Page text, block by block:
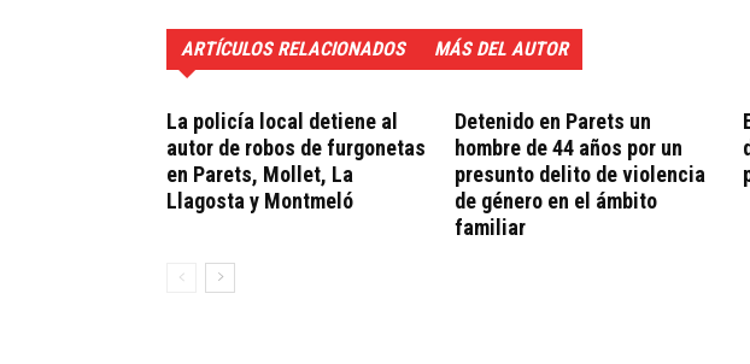
ARTÍCULOS RELACIONADOS MÁS DEL AUTOR
La policía local detiene al
autor de robos de furgonetas
en Parets, Mollet, La
Llagosta y Montmeló
Detenido en Parets un
hombre de 44 años por un
presunto delito de violencia
de género en el ámbito
familiar